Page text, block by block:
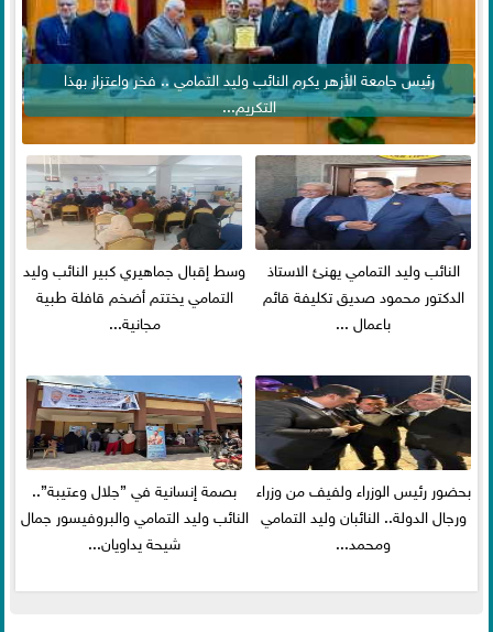
رئيس جامعة الأزهر يكرم النائب وليد التمامي .. فخر واعتزاز بهذا
التكريم...
النائب وليد التمامي يهنئ الاستاذ
الدكتور محمود صديق تكليفة قائم
باعمال ...
وسط إقبال جماهيري كبير النائب وليد
التمامي يختتم أضخم قافلة طبية
مجانية...
بحضور رئيس الوزراء ولفيف من وزراء
ورجال الدولة.. النائبان وليد التمامي
ومحمد...
بصمة إنسانية في ”جلال وعتيبة”..
النائب وليد التمامي والبروفيسور جمال
شيحة يداويان...